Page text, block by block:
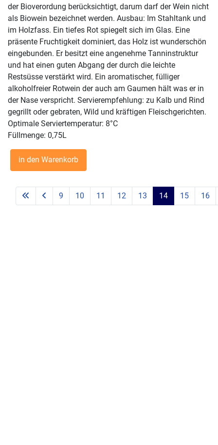
der Bioverordung berücksichtigt, darum darf der Wein nicht
als Biowein bezeichnet werden. Ausbau: Im Stahltank und
im Holzfass. Ein tiefes Rot spiegelt sich im Glas. Eine
präsente Fruchtigkeit dominiert, das Holz ist wunderschön
eingebunden. Er besitzt eine angenehme Tanninstruktur
und hat einen guten Abgang der durch die leichte
Restsüsse verstärkt wird. Ein aromatischer, fülliger
alkoholfreier Rotwein der auch am Gaumen hält was er in
der Nase verspricht. Servierempfehlung: zu Kalb und Rind
gegrillt oder gebraten, Wild und kräftigen Fleischgerichten.
Optimale Serviertemperatur: 8°C
Füllmenge: 0,75L
9 10 11 12 13 14 15 16